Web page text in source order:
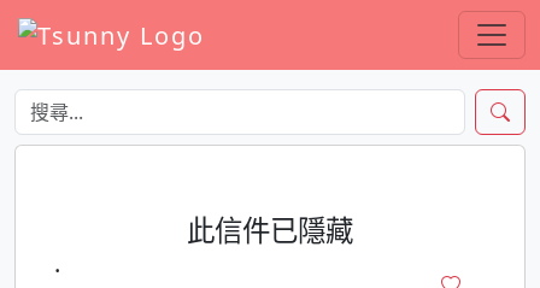
此信件已隱藏
·